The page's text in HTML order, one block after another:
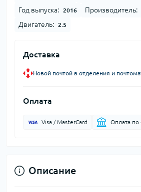
Год выпуска: 2016 Производитель:
Двигатель: 2.5
Доставка
Новой почтой в отделения и
Оплата
Visa / MasterCard Оплата по
Описание